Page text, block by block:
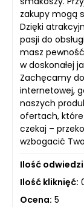
zakupy mogą
Dzięki
pasji do
masz
w doskonałej
Zachęcamy
internetowej,
naszych
ofertach, które
czekaj –
wzbogacić
Ilość
Ilość kliknięć:
Ocena: 5